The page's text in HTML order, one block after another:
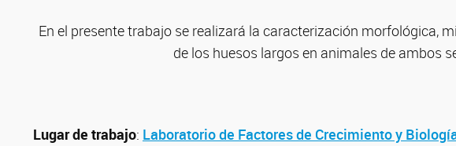
En el presente trabajo se realizará la caracterización morfológica,
de los huesos largos en animales de ambos
Lugar de trabajo: Laboratorio de Factores de Crecimiento y